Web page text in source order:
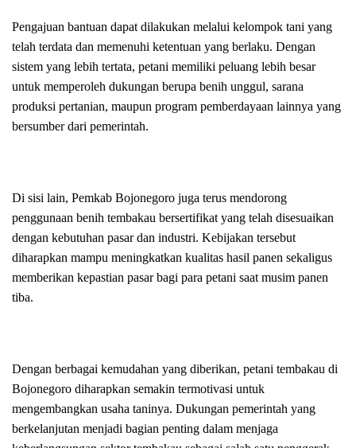
Pengajuan bantuan dapat dilakukan melalui kelompok tani yang
telah terdata dan memenuhi ketentuan yang berlaku. Dengan
sistem yang lebih tertata, petani memiliki peluang lebih besar
untuk memperoleh dukungan berupa benih unggul, sarana
produksi pertanian, maupun program pemberdayaan lainnya yang
bersumber dari pemerintah.
Di sisi lain, Pemkab Bojonegoro juga terus mendorong
penggunaan benih tembakau bersertifikat yang telah disesuaikan
dengan kebutuhan pasar dan industri. Kebijakan tersebut
diharapkan mampu meningkatkan kualitas hasil panen sekaligus
memberikan kepastian pasar bagi para petani saat musim panen
tiba.
Dengan berbagai kemudahan yang diberikan, petani tembakau di
Bojonegoro diharapkan semakin termotivasi untuk
mengembangkan usaha taninya. Dukungan pemerintah yang
berkelanjutan menjadi bagian penting dalam menjaga